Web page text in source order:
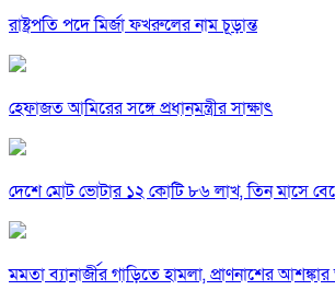
রাষ্ট্রপতি পদে মির্জা ফখরুলের নাম চূড়ান্ত
হেফাজত আমিরের সঙ্গে প্রধানমন্ত্রীর সাক্ষাৎ
দেশে মোট ভোটার ১২ কোটি ৮৬ লাখ, তিন মাসে
মমতা ব্যানার্জীর গাড়িতে হামলা, প্রাণনাশের